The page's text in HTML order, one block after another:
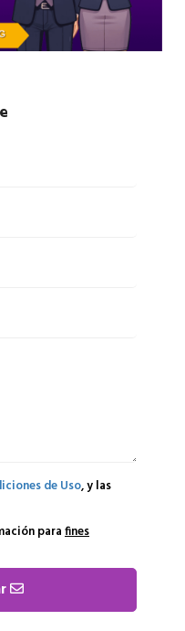
de Uso, y las
parafines